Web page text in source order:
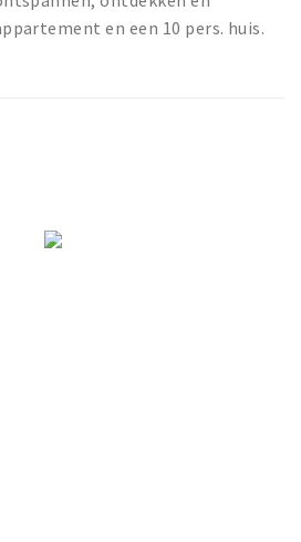
en een 10 pers. huis.